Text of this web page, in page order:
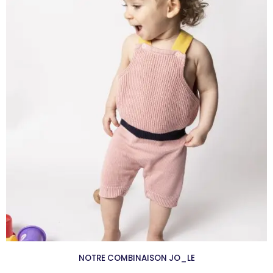
NOTRE COMBINAISON JO_LE